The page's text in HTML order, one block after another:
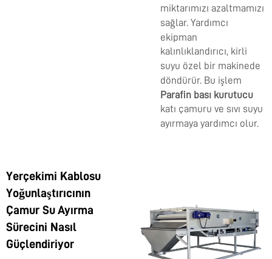
miktarımızı azaltmamızı
sağlar. Yardımcı
ekipman
kalınlıklandırıcı, kirli
suyu özel bir makinede
döndürür. Bu işlem
Parafin bası kurutucu
katı çamuru ve sıvı suyu
ayırmaya yardımcı olur.
Yerçekimi Kablosu
Yoğunlaştırıcının
Çamur Su Ayırma
Sürecini Nasıl
Güçlendiriyor